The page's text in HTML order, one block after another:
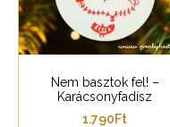
Nem basztok fel! –
Karácsonyfadísz
1.790Ft